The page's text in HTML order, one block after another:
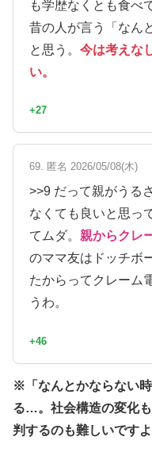
も学歴なくとも食べ
昔の人が言う「なん
と思う。 今は考えな
い。
+27
69. 匿名 2026/05/08(木)
>>9 だって親がうる
なくても良いと思っ
てムダ。 親からクレ
のママ友はドッチボ
たからってクレーム
うわ。
+46
※「なんとかならない
る…。社会構造の変化
判するのも難しいです